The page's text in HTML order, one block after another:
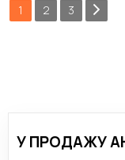
1 2 3
У ПРОДАЖУ